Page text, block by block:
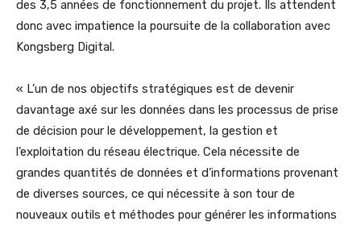
des 3,5 années de fonctionnement du projet. Ils attendent
donc avec impatience la poursuite de la collaboration avec
Kongsberg Digital.
« L’un de nos objectifs stratégiques est de devenir
davantage axé sur les données dans les processus de prise
de décision pour le développement, la gestion et
l’exploitation du réseau électrique. Cela nécessite de
grandes quantités de données et d’informations provenant
de diverses sources, ce qui nécessite à son tour de
nouveaux outils et méthodes pour générer les informations